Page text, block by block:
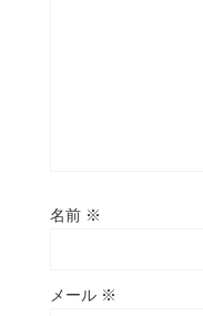
名前 ※
メール ※